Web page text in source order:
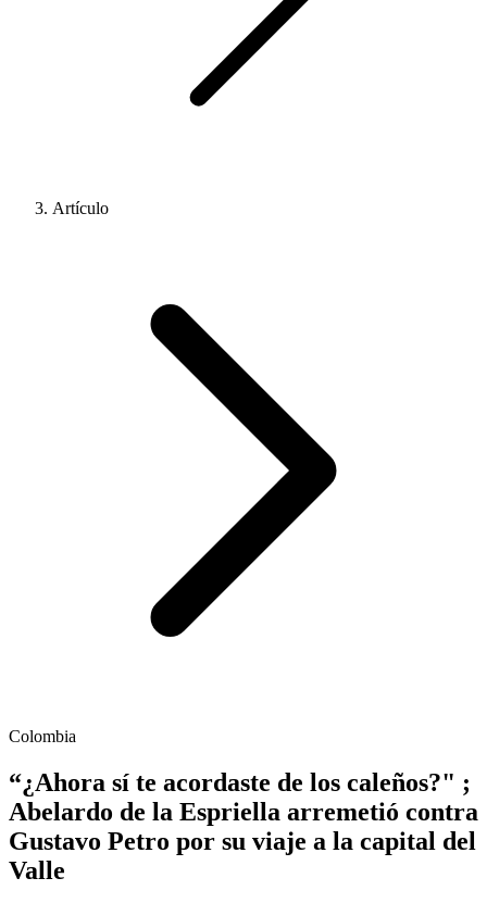
Artículo
Colombia
“¿Ahora sí te acordaste de los caleños?" ;
Abelardo de la Espriella arremetió contra
Gustavo Petro por su viaje a la capital del
Valle